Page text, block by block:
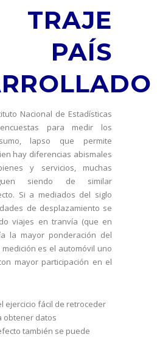
TRAJE
PAÍS
Nacional de Estadísticas
para medir los
lapso que permite
hay diferencias abismales
y servicios, muchas
siendo de similar
Si a mediados del siglo
de desplazamiento se
viajes en tranvía (que en
la mayor ponderación del
medición es el automóvil uno
mayor participación en el
ejercicio fácil de retroceder
obtener datos
también se puede